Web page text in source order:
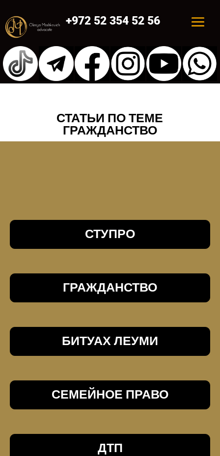
+972 52 354 52 56
СТАТЬИ ПО ТЕМЕ
ГРАЖДАНСТВО
СТУПРО
ГРАЖДАНСТВО
БИТУАХ ЛЕУМИ
СЕМЕЙНОЕ ПРАВО
ДТП